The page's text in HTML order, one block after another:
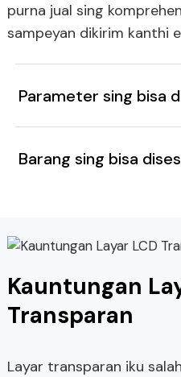
purna jual sing
sampeyan dikirim kanthi
Parameter sing bisa
Barang sing bisa
Kauntungan
Transparan
Layar transparan iku